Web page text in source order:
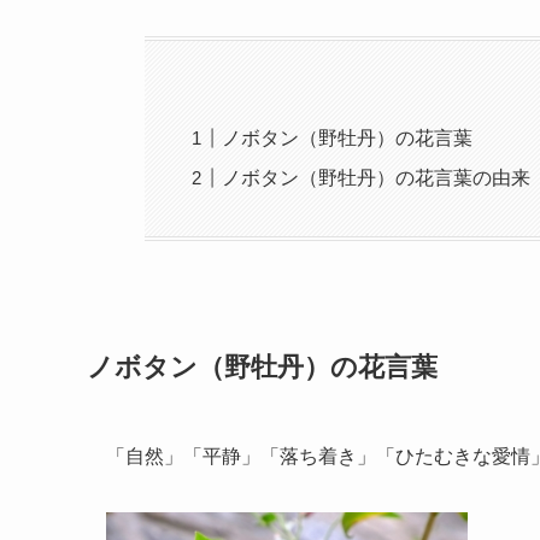
ノボタン（野牡丹）の花言葉
ノボタン（野牡丹）の花言葉の由来
ノボタン（野牡丹）の花言葉
「自然」「平静」「落ち着き」「ひたむきな愛情